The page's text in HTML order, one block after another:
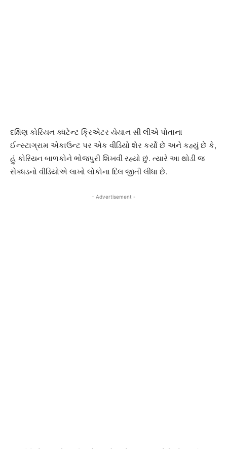
દક્ષિણ કોરિયન ક્ધટેન્ટ ક્રિએટર યેયાન સી લીએ પોતાના
ઈન્સ્ટાગ્રામ એકાઉન્ટ પર એક વીડિયો શેર કર્યો છે અને કહ્યું છે કે,
હું કોરિયન બાળકોને ભોજપુરી શિખવી રહ્યો છું. ત્યારે આ થોડી જ
સેક્ધડનો વીડિયોએ લાખો લોકોના દિલ જીતી લીધા છે.
- Advertisement -